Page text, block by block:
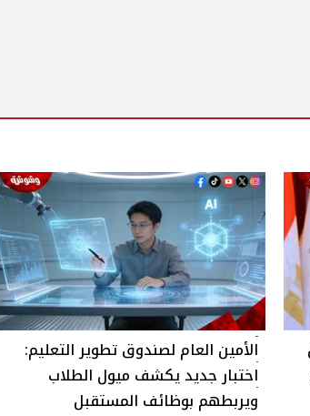
الأمين العام لصندوق تطوير التعليم:
اختبار جديد يكشف ميول الطلاب
ويربطهم بوظائف المستقبل